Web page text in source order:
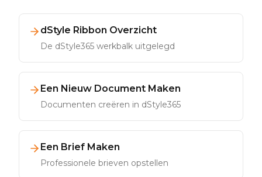
dStyle Ribbon Overzicht
De dStyle365 werkbalk uitgelegd
Een Nieuw Document Maken
Documenten creëren in dStyle365
Een Brief Maken
Professionele brieven opstellen